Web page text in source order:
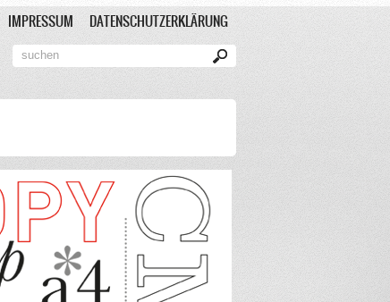
IMPRESSUM DATENSCHUTZERKLÄRUNG